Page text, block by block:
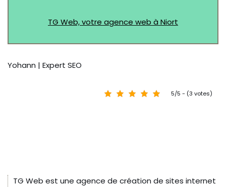
TG Web, votre agence web à Niort
Yohann | Expert SEO
5/5 - (3 votes)
TG Web est une agence de création de sites internet